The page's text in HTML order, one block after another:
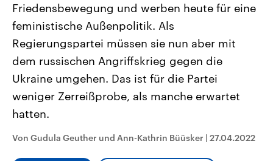
Landtagswahl Sachsen-Anhalt
2026
Alle Informationen
Sachsen-Anhalt wählt am 6.
September 2026 einen neuen
Landtag. Seit 2021 wird das
Bundesland von einer Koalition aus
CDU, SPD und FDP regiert.-
Umfragen, Prognosen,
Wahlprogramme, aktuelle Berichte
und Hintergründe zu den Parteien
Wahl.
USA
Aktuelle Beiträge,
Hintergründe
Wirtschaftlich und
gehören die Vereinigten
den mächtigsten Ländern
mit großem Einfluss auf
Sendungen
Friedensbewegung und werben heute für eine
feministische Außenpolitik. Als
Regierungspartei müssen sie nun aber mit
dem russischen Angriffskrieg gegen die
Ukraine umgehen. Das ist für die Partei
weniger Zerreißprobe, als manche erwartet
hatten.
Von Gudula Geuther und Ann-Kathrin Büüsker | 27.04.2022